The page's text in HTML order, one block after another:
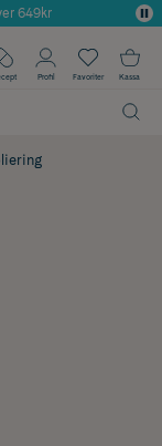
649kr
Profil Favoriter Kassa